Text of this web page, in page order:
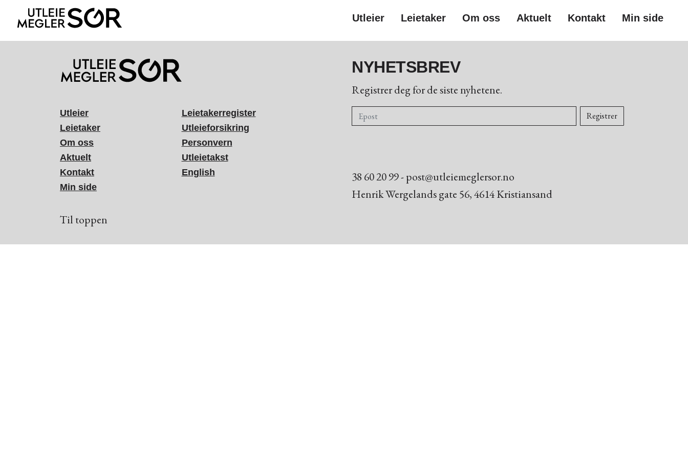
Utleier Leietaker Om oss Aktuelt Kontakt Min side
NYHETSBREV
Registrer deg for de siste nyhetene.
Utleier
Leietaker
Om oss
Aktuelt
Kontakt
Min side
Leietakerregister
Utleieforsikring
Personvern
Utleietakst
English
38 60 20 99-post@utleiemeglersor.no
Henrik Wergelands gate 56, 4614 Kristiansand
Til toppen